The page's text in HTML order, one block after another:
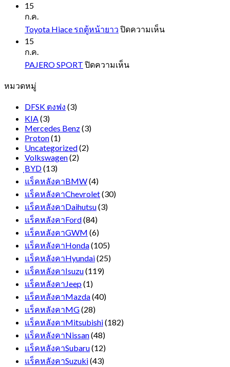
15
ก.ค.
Toyota Hiace รถตู้หน้ายาว ปิดความเห็นบน
15
ก.ค.
PAJERO SPORT ปิดความเห็นบน
หมวดหมู่
DFSK ตงฟง (3)
KIA(3)
Mercedes Benz(3)
Proton(1)
Uncategorized(2)
Volkswagen(2)
ฺBYD(13)
แร็คหลังคาBMW(4)
แร็คหลังคาChevrolet(30)
แร็คหลังคาDaihutsu(3)
แร็คหลังคาFord(84)
แร็คหลังคาGWM (6)
แร็คหลังคาHonda(105)
แร็คหลังคาHyundai(25)
แร็คหลังคาIsuzu(119)
แร็คหลังคาJeep(1)
แร็คหลังคาMazda(40)
แร็คหลังคาMG(28)
แร็คหลังคาMitsubishi(182)
แร็คหลังคาNissan(48)
แร็คหลังคาSubaru(12)
แร็คหลังคาSuzuki(43)